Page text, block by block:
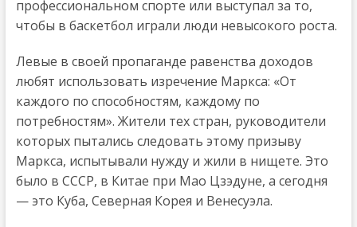
профессиональном спорте или выступал за то,
чтобы в баскетбол играли люди невысокого роста.
Левые в своей пропаганде равенства доходов
любят использовать изречение Маркса: «От
каждого по способностям, каждому по
потребностям». Жители тех стран, руководители
которых пытались следовать этому призыву
Маркса, испытывали нужду и жили в нищете. Это
было в СССР, в Китае при Мао Цзэдуне, а сегодня
— это Куба, Северная Корея и Венесуэла.